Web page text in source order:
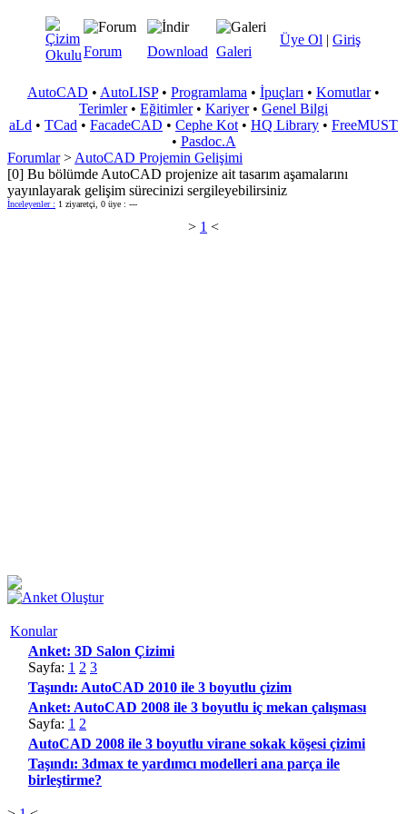
Üye Ol | Giriş
Forum Download Galeri
AutoCAD • AutoLISP• Programlama • İpuçları • Komutlar•
Terimler• Eğitimler• Kariyer• Genel Bilgi
aLd • TCad • FacadeCAD • Cephe Kot • HQ Library • FreeMUST
• Pasdoc.A
Forumlar> AutoCAD Projemin Gelişimi
[0] Bu bölümde AutoCAD projenize ait tasarım aşamalarını
yayınlayarak gelişim sürecinizi sergileyebilirsiniz
İnceleyenler : 1 ziyaretçi, 0 üye : ---
> 1 <
Konular
Anket: 3D Salon Çizimi
Sayfa: 1 2 3
Taşındı: AutoCAD 2010 ile 3 boyutlu çizim
Anket: AutoCAD 2008 ile 3 boyutlu iç mekan çalışması
Sayfa: 1 2
AutoCAD 2008 ile 3 boyutlu virane sokak köşesi çizimi
Taşındı: 3dmax te yardımcı modelleri ana parça ile
birleştirme?